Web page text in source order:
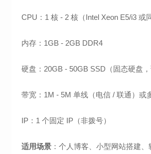
CPU：1 核 - 2 核（Intel Xeon E5/i3 或
内存：1GB - 2GB DDR4
硬盘：20GB - 50GB SSD（固态硬盘，
带宽：1M - 5M 单线（电信 / 联通）或
IP：1 个固定 IP（非拨号）
适用场景 ：个人博客、小型网站搭建